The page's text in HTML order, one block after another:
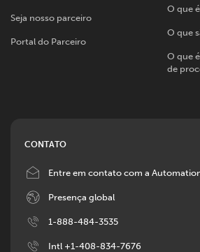
Seja nosso parceiro
Portal do Parceiro
O que
O que
O que
de
CONTATO
ImageEntre em contato com a
ImagePresença global
Image1-888-484-3535
ImageIntl +1-408-834-7676